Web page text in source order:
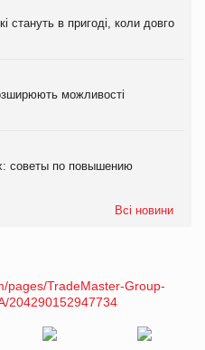
стануть в пригоді, коли довго
можливості
советы по повышению
Всі новини